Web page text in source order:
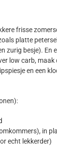
frisse
platte
zurig besje).
low carb,
en een
in
echt lekkerder)